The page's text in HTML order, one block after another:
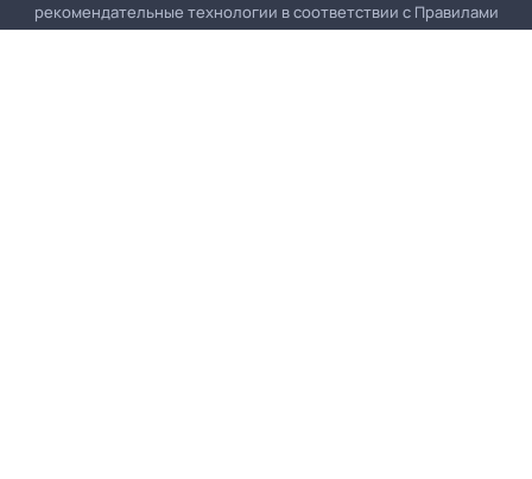
рекомендательные технологии в соответствии с Правилами